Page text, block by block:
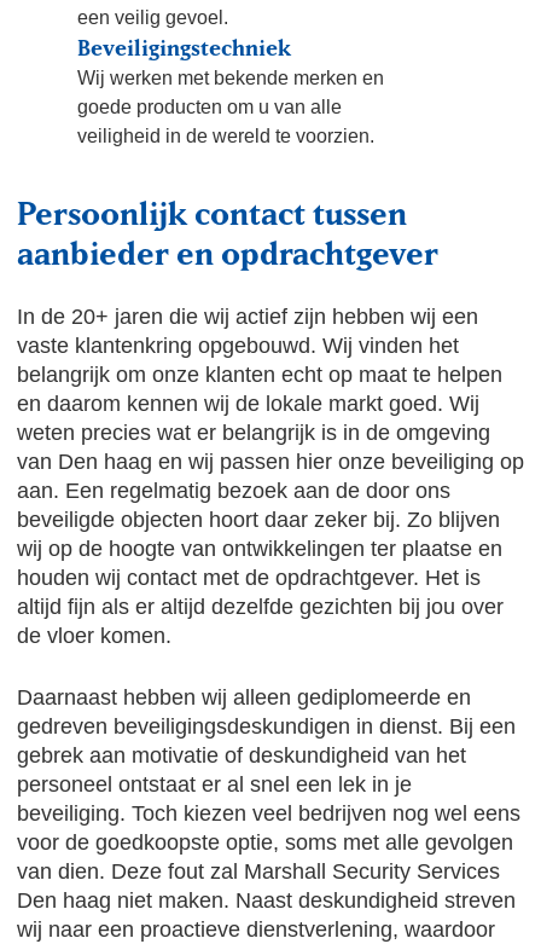
een veilig gevoel.
Beveiligingstechniek
Wij werken met bekende merken en
goede producten om u van alle
veiligheid in de wereld te voorzien.
Persoonlijk contact tussen
aanbieder en opdrachtgever
In de 20+ jaren die wij actief zijn hebben wij een
vaste klantenkring opgebouwd. Wij vinden het
belangrijk om onze klanten echt op maat te helpen
en daarom kennen wij de lokale markt goed. Wij
weten precies wat er belangrijk is in de omgeving
van Den haag en wij passen hier onze beveiliging op
aan. Een regelmatig bezoek aan de door ons
beveiligde objecten hoort daar zeker bij. Zo blijven
wij op de hoogte van ontwikkelingen ter plaatse en
houden wij contact met de opdrachtgever. Het is
altijd fijn als er altijd dezelfde gezichten bij jou over
de vloer komen.
Daarnaast hebben wij alleen gediplomeerde en
gedreven beveiligingsdeskundigen in dienst. Bij een
gebrek aan motivatie of deskundigheid van het
personeel ontstaat er al snel een lek in je
beveiliging. Toch kiezen veel bedrijven nog wel eens
voor de goedkoopste optie, soms met alle gevolgen
van dien. Deze fout zal Marshall Security Services
Den haag niet maken. Naast deskundigheid streven
wij naar een proactieve dienstverlening, waardoor